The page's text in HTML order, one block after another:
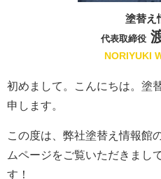
塗替え
代表取締役
NORIYUKI
初めまして。こんにちは。塗
申します。
この度は、弊社塗替え情報館
ムページをご覧いただきまし
す！